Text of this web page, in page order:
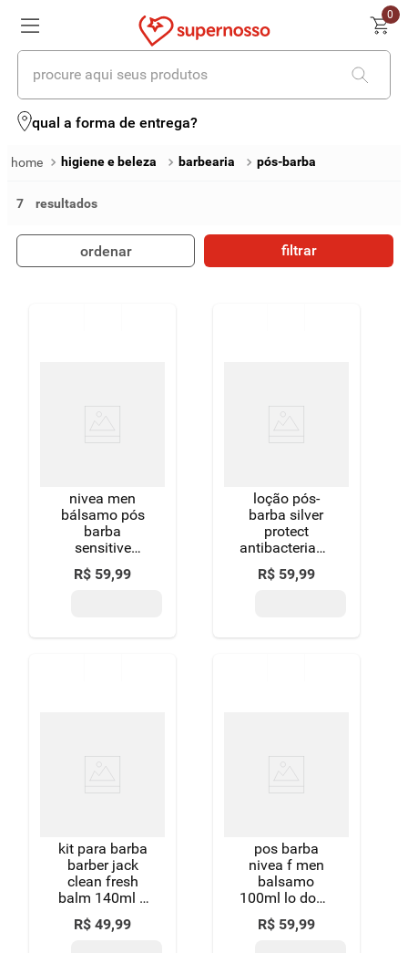
0
procure aqui seus produtos
qual a forma de entrega?
higiene e beleza barbearia pós-barba
7
ordenar filtrar
nivea men
bálsamo pós
barba
sensitive
100ml
R$ 59,99
loção pós-
barba silver
protect
antibacteriana
nivea men
caixa 100ml
R$ 59,99
kit para barba
barber jack
clean fresh
balm 140ml +
gel 140ml
grátis 1
R$ 49,99
pos barba
nivea f men
balsamo
100ml lo doub
action
R$ 59,99
termos mais buscados
4º iogurte
chocolate